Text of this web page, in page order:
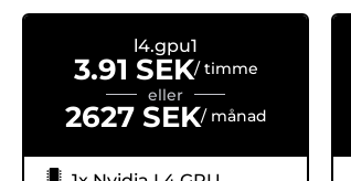
l4.gpu1
3.91 SEK/ timme
eller
2627 SEK/ månad